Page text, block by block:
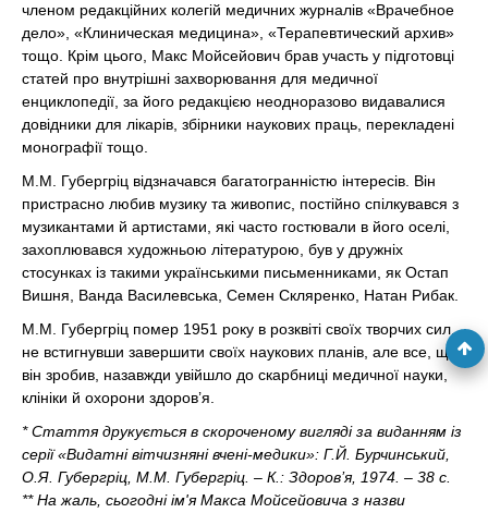
членом редакційних колегій медичних журналів «Врачебное
дело», «Клиническая медицина», «Терапевтический архив»
тощо. Крім цього, Макс Мойсейович брав участь у підготовці
статей про внутрішні захворювання для медичної
енциклопедії, за його редакцією неодноразово видавалися
довідники для лікарів, збірники наукових праць, перекладені
монографії тощо.
М.М. Губергріц відзначався багатогранністю інтересів. Він
пристрасно любив музику та живопис, постійно спілкувався з
музикантами й артистами, які часто гостювали в його оселі,
захоплювався художньою літературою, був у дружніх
стосунках із такими українськими письменниками, як Остап
Вишня, Ванда Василевська, Семен Скляренко, Натан Рибак.
М.М. Губергріц помер 1951 року в розквіті своїх творчих сил,
не встигнувши завершити своїх наукових планів, але все, що
він зробив, назавжди увійшло до скарбниці медичної науки,
клініки й охорони здоров’я.
* Стаття друкується в скороченому вигляді за виданням із
серії «Видатні вітчизняні вчені-медики»: Г.Й. Бурчинський,
О.Я. Губергріц, М.М. Губергріц. – К.: Здоров’я, 1974. – 38 с.
** На жаль, сьогодні ім'я Макса Мойсейовича з назви